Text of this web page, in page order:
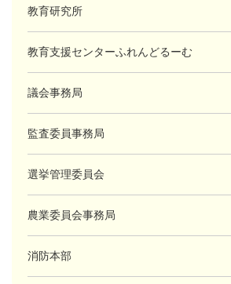
教育研究所
教育支援センターふれんどるーむ
議会事務局
監査委員事務局
選挙管理委員会
農業委員会事務局
消防本部